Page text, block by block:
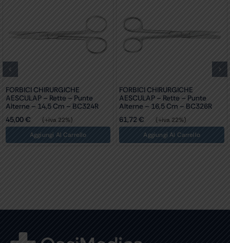
FORBICI CHIRURGICHE
AESCULAP – Rette – Punte
Alterne – 14,5 Cm – BC324R
45,00€
(+iva 22%)
Aggiungi Al Carrello
FORBICI CHIRURGICHE
AESCULAP – Rette – Punte
Alterne – 16,5 Cm – BC326R
61,72€
(+iva 22%)
Aggiungi Al Carrello